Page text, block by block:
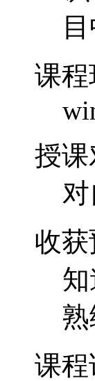
课
授课
收获
课